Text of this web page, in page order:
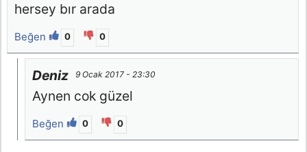
hersey bır arada
Beğen 0 0
Deniz 9 Ocak 2017 - 23:30
Aynen cok güzel
Beğen 0 0